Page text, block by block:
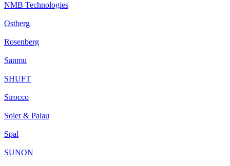
NMB Technologies
Ostberg
Rosenberg
Sanmu
SHUFT
Sirocco
Soler & Palau
Spal
SUNON